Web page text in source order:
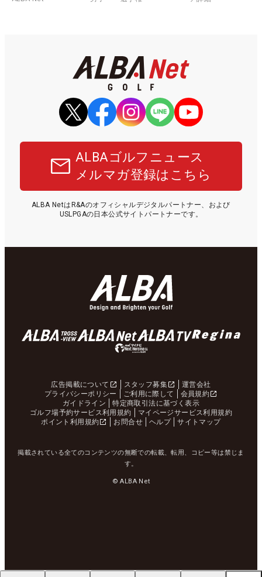
ALBAゴルフニュース
メルマガ登録はこちら
ALBA NetはR&Aのオフィシャルデジタルパートナー、および
USLPGAの日本公式サイトパートナーです。
広告掲載について スタッフ募集
運営会社
プライバシーポリシー
ご利用に際して
会員規約
ガイドライン
特定商取引法に基づく表示
ゴルフ場予約サービス利用規約
マイページサービス利用規約
ポイント利用規約
お問合せ ヘルプ サイトマップ
掲載されている全てのコンテンツの無断での転載、転用、コピー等は禁じま
す。
© ALBA Net